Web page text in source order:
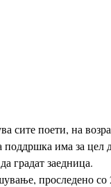
сите поети, на
има за цел
градат заедница.